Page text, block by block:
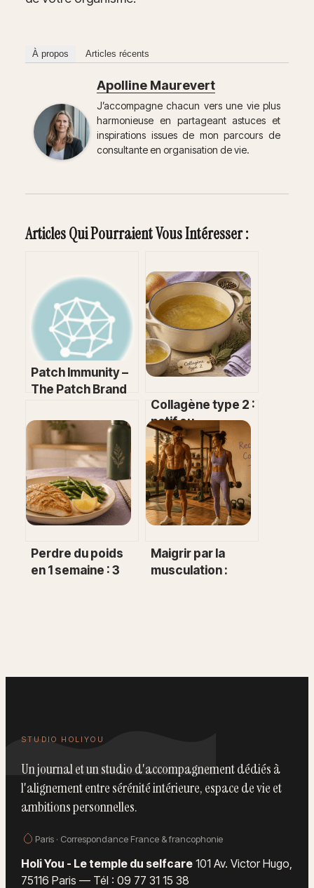
À propos Articles récents
Apolline Maurevert
J’accompagne chacun vers une vie plus
harmonieuse en partageant astuces et
inspirations issues de mon parcours de
consultante en organisation de vie.
Articles Qui Pourraient Vous Intéresser :
Patch Immunity –
The Patch Brand
Collagène type 2 :
natif ou
hydrolysé,
comment choisir
pour vos
articulations ?
Perdre du poids
en 1 semaine : 3
Maigrir par la
musculation :
STUDIO HOLIYOU
Un journal et un studio d'accompagnement dédiés à
l'alignement entre sérénité intérieure, espace de vie et
ambitions personnelles.
Paris · Correspondance France & francophonie
Holi You - Le temple du selfcare 101 Av. Victor Hugo,
75116 Paris — Tél : 09 77 31 15 38